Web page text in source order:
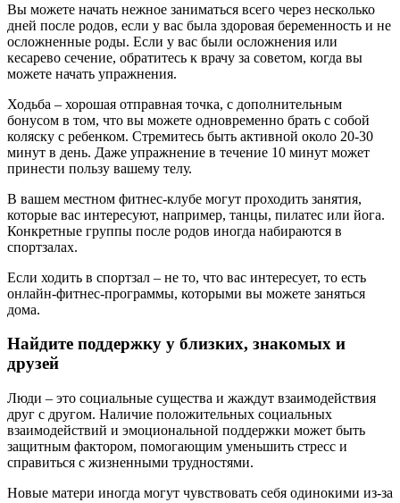
Вы можете начать нежное заниматься всего через несколько
дней после родов, если у вас была здоровая беременность и не
осложненные роды. Если у вас были осложнения или
кесарево сечение, обратитесь к врачу за советом, когда вы
можете начать упражнения.
Ходьба – хорошая отправная точка, с дополнительным
бонусом в том, что вы можете одновременно брать с собой
коляску с ребенком. Стремитесь быть активной около 20-30
минут в день. Даже упражнение в течение 10 минут может
принести пользу вашему телу.
В вашем местном фитнес-клубе могут проходить занятия,
которые вас интересуют, например, танцы, пилатес или йога.
Конкретные группы после родов иногда набираются в
спортзалах.
Если ходить в спортзал – не то, что вас интересует, то есть
онлайн-фитнес-программы, которыми вы можете заняться
дома.
Найдите поддержку у близких, знакомых и
друзей
Люди – это социальные существа и жаждут взаимодействия
друг с другом. Наличие положительных социальных
взаимодействий и эмоциональной поддержки может быть
защитным фактором, помогающим уменьшить стресс и
справиться с жизненными трудностями.
Новые матери иногда могут чувствовать себя одинокими из-за